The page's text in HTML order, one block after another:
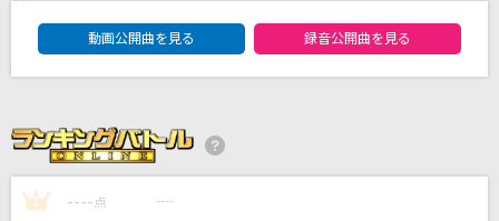
岩崎宏美(益田宏美)
動画公開曲を見る 録音公開曲を見る
1 ---- 点 ----